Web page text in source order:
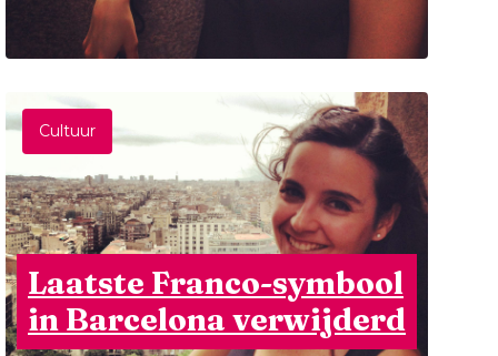
Cultuur
Laatste Franco-symbool
in Barcelona verwijderd